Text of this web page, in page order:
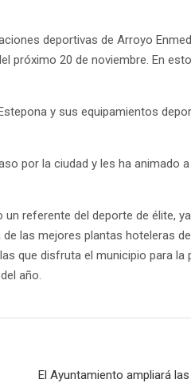
deportivas de Arroyo
próximo 20 de noviembre. En
y sus equipamientos
por la ciudad y les ha animado
referente del deporte de élite,
las mejores plantas hoteleras
que disfruta el municipio para la
año.
El Ayuntamiento ampliará